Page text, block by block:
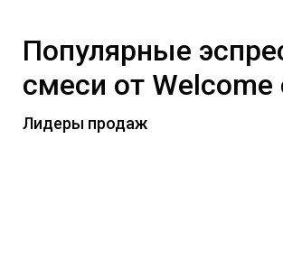
Популярные
смеси от
Лидеры продаж